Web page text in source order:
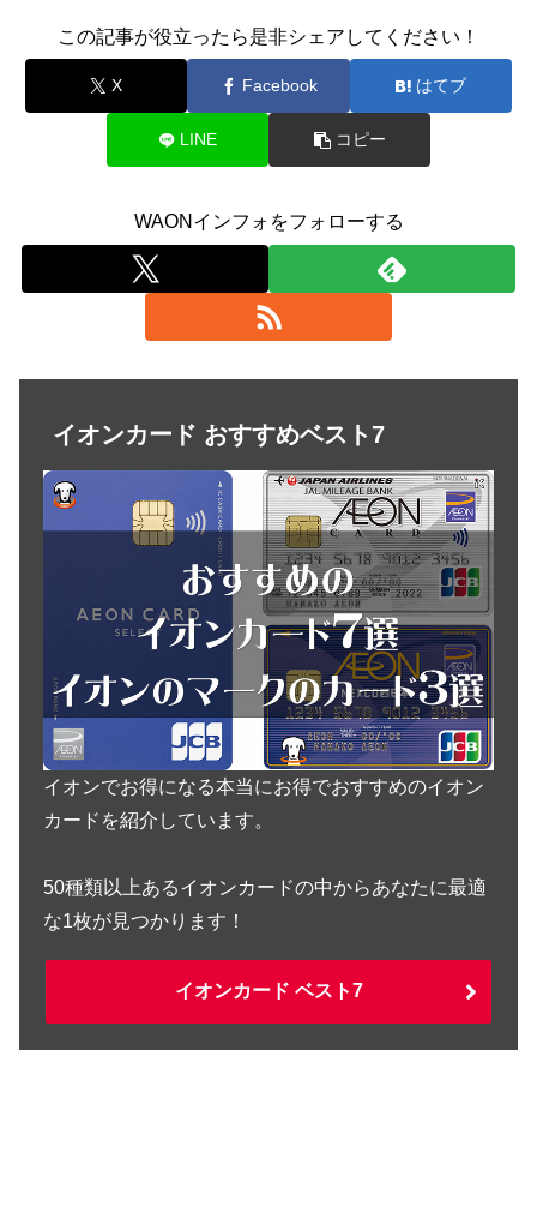
この記事が役立ったら是非シェアしてください！
X Facebook はてブ
LINE コピー
WAONインフォをフォローする
イオンカード おすすめベスト7
イオンでお得になる本当にお得でおすすめのイオン
カードを紹介しています。
50種類以上あるイオンカードの中からあなたに最適
な1枚が見つかります！
イオンカード ベスト7